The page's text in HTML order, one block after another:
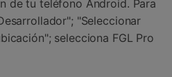
de tu teléfono Android. Para
"Seleccionar
selecciona FGL Pro